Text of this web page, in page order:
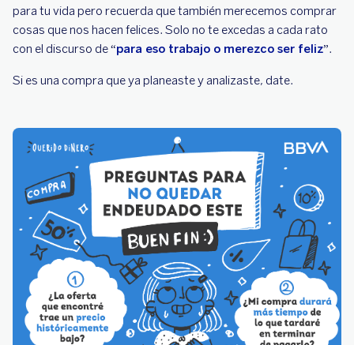
para tu vida pero recuerda que también merecemos comprar
cosas que nos hacen felices. Solo no te excedas a cada rato
con el discurso de “para eso trabajo o merezco ser feliz”.
Si es una compra que ya planeaste y analizaste, date.